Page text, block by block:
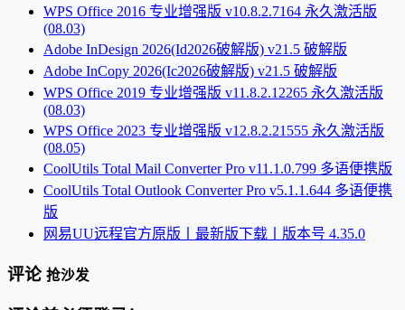
WPS Office 2016 专业增强版 v10.8.2.7164 永久激活版
(08.03)
Adobe InDesign 2026(Id2026破解版) v21.5 破解版
Adobe InCopy 2026(Ic2026破解版) v21.5 破解版
WPS Office 2019 专业增强版 v11.8.2.12265 永久激活版
(08.03)
WPS Office 2023 专业增强版 v12.8.2.21555 永久激活版
(08.05)
CoolUtils Total Mail Converter Pro v11.1.0.799 多语便携版
CoolUtils Total Outlook Converter Pro v5.1.1.644 多语便携
版
网易UU远程官方原版丨最新版下载丨版本号 4.35.0
评论 抢沙发